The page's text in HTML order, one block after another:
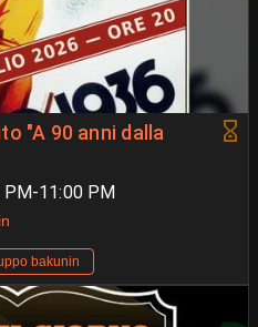
"A 90 anni dalla
PM-11:00 PM
bakunin